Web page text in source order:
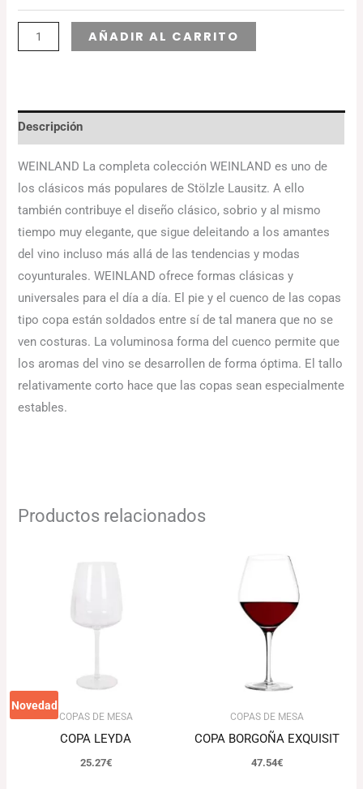
AÑADIR AL CARRITO
Descripción
WEINLAND La completa colección WEINLAND es uno de
los clásicos más populares de Stölzle Lausitz. A ello
también contribuye el diseño clásico, sobrio y al mismo
tiempo muy elegante, que sigue deleitando a los amantes
del vino incluso más allá de las tendencias y modas
coyunturales. WEINLAND ofrece formas clásicas y
universales para el día a día. El pie y el cuenco de las copas
tipo copa están soldados entre sí de tal manera que no se
ven costuras. La voluminosa forma del cuenco permite que
los aromas del vino se desarrollen de forma óptima. El tallo
relativamente corto hace que las copas sean especialmente
estables.
Productos relacionados
Novedad
COPAS DE MESA
COPA LEYDA
25.27€
COPAS DE MESA
COPA BORGOÑA EXQUISIT
47.54€